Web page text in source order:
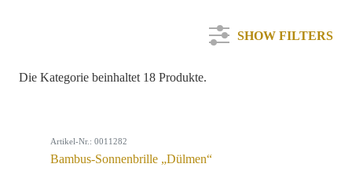
SHOW FILTERS
Farbe
Die Kategorie beinhaltet 18 Produkte.
Artikel-Nr.: 0011282
Bambus-Sonnenbrille „Dülmen“